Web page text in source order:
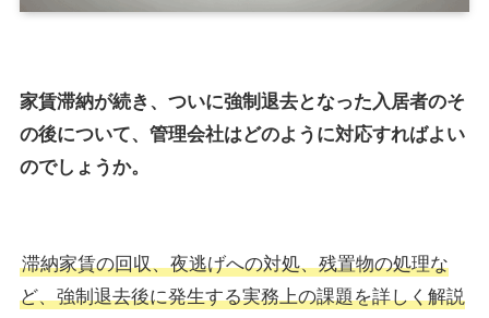
家賃滞納が続き、ついに強制退去となった入居者のそ
の後について、管理会社はどのように対応すればよい
のでしょうか。
滞納家賃の回収、夜逃げへの対処、残置物の処理な
ど、強制退去後に発生する実務上の課題を詳しく解説